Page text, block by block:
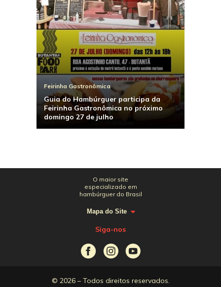
Feirinha Gastronômica
Guia do Hambúrguer participa da
Feirinha Gastronômica no próximo
domingo 27 de julho
O maior site
especializado em
hambúrguer do Brasil
Mapa do Site
Siga-nos
© 2026 – Todos direitos reservados.